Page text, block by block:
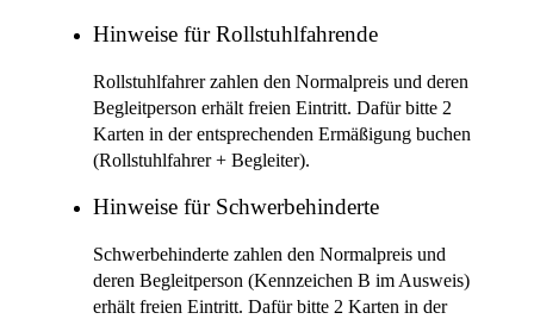
Hinweise für Rollstuhlfahrende
Rollstuhlfahrer zahlen den Normalpreis und deren
Begleitperson erhält freien Eintritt. Dafür bitte 2
Karten in der entsprechenden Ermäßigung buchen
(Rollstuhlfahrer + Begleiter).
Hinweise für Schwerbehinderte
Schwerbehinderte zahlen den Normalpreis und
deren Begleitperson (Kennzeichen B im Ausweis)
erhält freien Eintritt. Dafür bitte 2 Karten in der